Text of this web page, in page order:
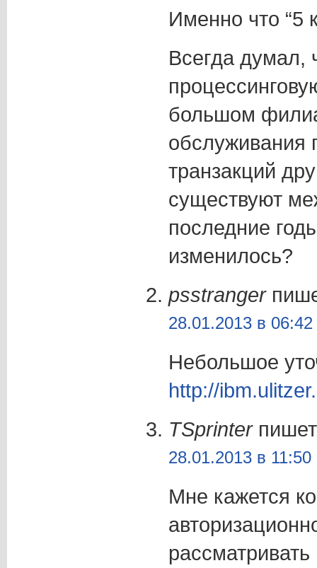
Именно что “5
Всегда думал,
большом
обслуживания
транзакций
существуют
последние
изменилось?
psstranger
28.01.2013 в 06:42
Небольшое
http://
TSprinter
28.01.2013 в 11:50
Мне кажется